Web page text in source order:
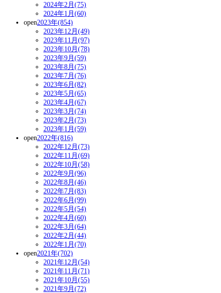
2024年2月(75)
2024年1月(60)
open2023年(854)
2023年12月(49)
2023年11月(97)
2023年10月(78)
2023年9月(59)
2023年8月(75)
2023年7月(76)
2023年6月(82)
2023年5月(65)
2023年4月(67)
2023年3月(74)
2023年2月(73)
2023年1月(59)
open2022年(816)
2022年12月(73)
2022年11月(69)
2022年10月(58)
2022年9月(96)
2022年8月(46)
2022年7月(83)
2022年6月(99)
2022年5月(54)
2022年4月(60)
2022年3月(64)
2022年2月(44)
2022年1月(70)
open2021年(702)
2021年12月(54)
2021年11月(71)
2021年10月(55)
2021年9月(72)